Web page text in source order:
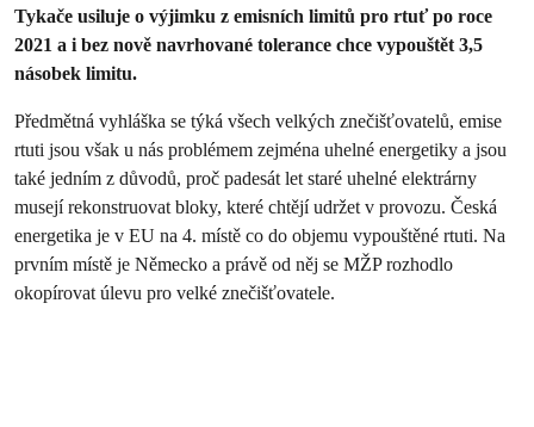
Tykače usiluje o výjimku z emisních limitů pro rtuť po roce
2021 a i bez nově navrhované tolerance chce vypouštět 3,5
násobek limitu.
Předmětná vyhláška se týká všech velkých znečišťovatelů, emise
rtuti jsou však u nás problémem zejména uhelné energetiky a jsou
také jedním z důvodů, proč padesát let staré uhelné elektrárny
musejí rekonstruovat bloky, které chtějí udržet v provozu. Česká
energetika je v EU na 4. místě co do objemu vypouštěné rtuti. Na
prvním místě je Německo a právě od něj se MŽP rozhodlo
okopírovat úlevu pro velké znečišťovatele.